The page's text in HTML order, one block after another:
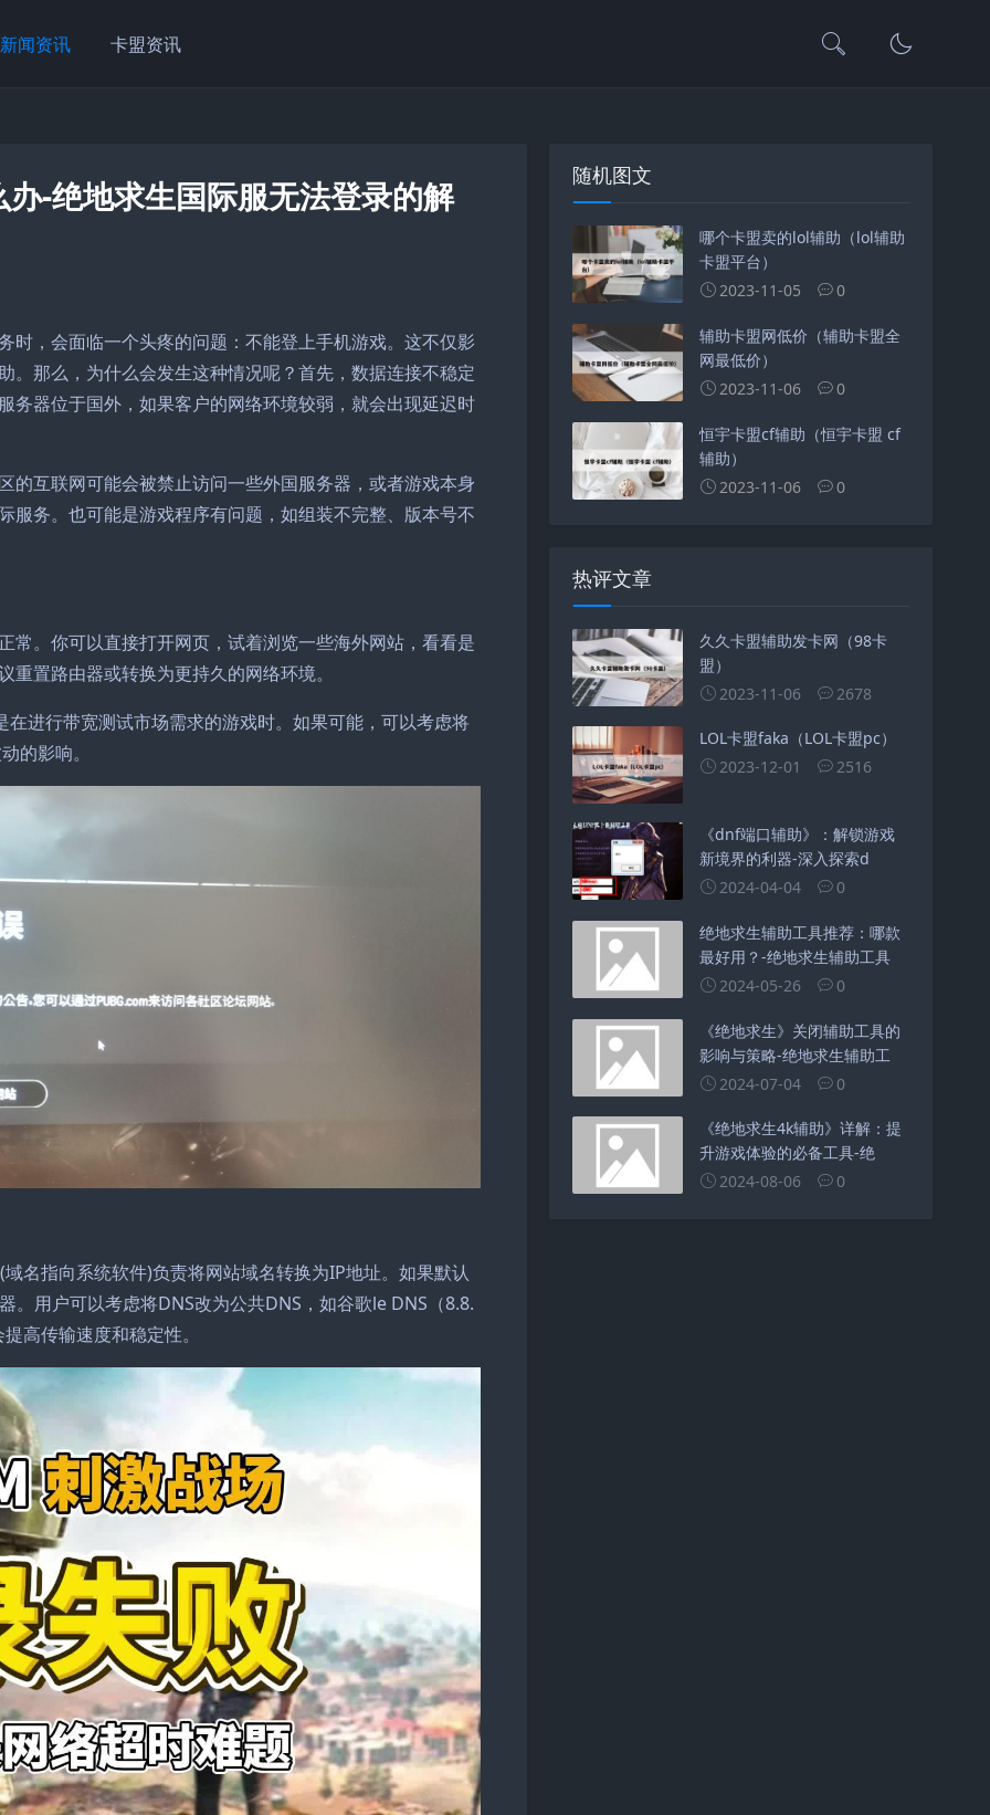
新闻资讯 卡盟资讯
-绝地求生国际服无法登录的解
时，会面临一个头疼的问题：不能登上手机游戏。这不仅影
。那么，为什么会发生这种情况呢？首先，数据连接不稳定
务器位于国外，如果客户的网络环境较弱，就会出现延迟时
的互联网可能会被禁止访问一些外国服务器，或者游戏本身
服务。也可能是游戏程序有问题，如组装不完整、版本号不
常。你可以直接打开网页，试着浏览一些海外网站，看看是
置路由器或转换为更持久的网络环境。
进行带宽测试市场需求的游戏时。如果可能，可以考虑将
的影响。
名指向系统软件)负责将网站域名转换为IP地址。如果默认
。用户可以考虑将DNS改为公共DNS，如谷歌le DNS（8.8.
高传输速度和稳定性。
随机图文
哪个卡盟卖的lol辅助（lol辅助
卡盟平台）
2023-11-05
0
辅助卡盟网低价（辅助卡盟全
网最低价）
2023-11-06
0
恒宇卡盟cf辅助（恒宇卡盟 cf
辅助）
2023-11-06
0
热评文章
久久卡盟辅助发卡网（98卡
盟）
2023-11-06
2678
LOL卡盟faka（LOL卡盟pc）
2023-12-01
2516
《dnf端口辅助》：解锁游戏
新境界的利器-深入探索d
2024-04-04
0
绝地求生辅助工具推荐：哪款
最好用？-绝地求生辅助工具
2024-05-26
0
《绝地求生》关闭辅助工具的
影响与策略-绝地求生辅助工
2024-07-04
0
《绝地求生4k辅助》详解：提
升游戏体验的必备工具-绝
2024-08-06
0